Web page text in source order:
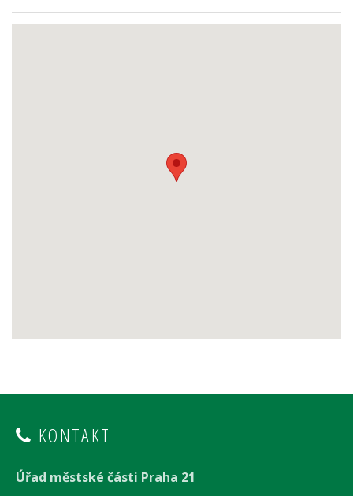
KONTAKT
Úřad městské části Praha 21